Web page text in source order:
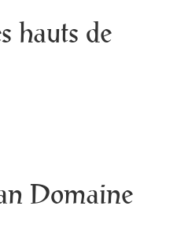
hauts de
Domaine